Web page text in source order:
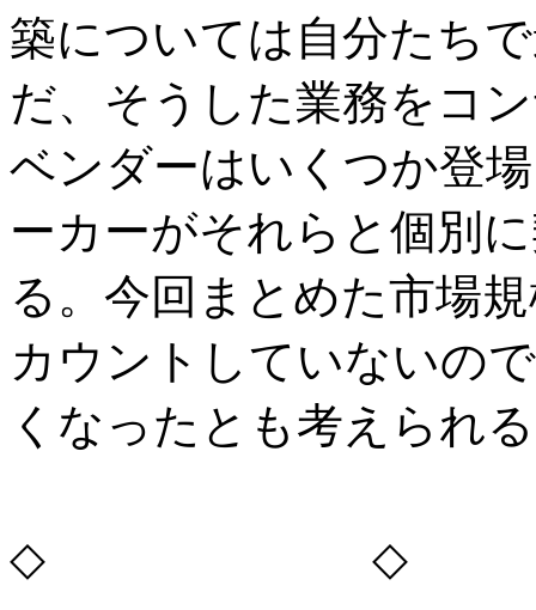
築については自分たち
だ、そうした業務をコ
ベンダーはいくつか登
ーカーがそれらと個別
る。今回まとめた市場
カウントしていないの
くなったとも考えられ
◇ ◇